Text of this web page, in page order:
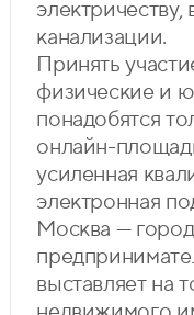
канализации.
Принять
физические и
понадобятся
онлайн-
усиленная
электронная
Москва —
выставляет на